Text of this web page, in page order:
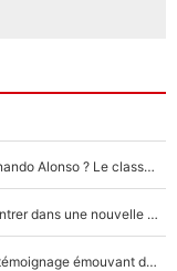
Max Verstappen, Lewis Hamilton… et bientôt Fernando Alonso ? Le classement des pilotes les mieux payés en Formule 1 risque de changer !
F1 - Alpine signe un accord «impensable» et va entrer dans une nouvelle dimension : Grande nouvelle pour Pierre Gasly !
F1 : « Je lui ai fait un câlin, puis j’ai dû partir...», le témoignage émouvant de Max Verstappen sur sa fille